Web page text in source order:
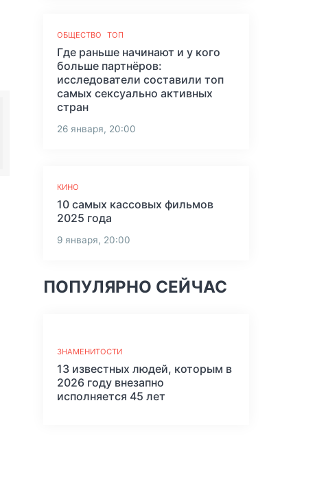
ОБЩЕСТВО ТОП
Где раньше начинают и у кого
больше партнёров:
исследователи составили топ
самых сексуально активных
стран
26 января, 20:00
КИНО
10 самых кассовых фильмов
2025 года
9 января, 20:00
ПОПУЛЯРНО СЕЙЧАС
ЗНАМЕНИТОСТИ
13 известных людей, которым в
2026 году внезапно
исполняется 45 лет